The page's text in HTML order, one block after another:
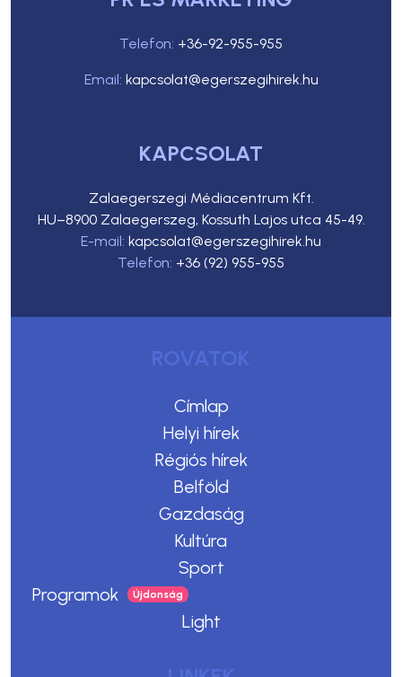
Telefon: +36-92-955-955
Email: kapcsolat@egerszegihirek.hu
KAPCSOLAT
Zalaegerszegi Médiacentrum Kft.
HU–8900 Zalaegerszeg, Kossuth Lajos utca 45-49.
E-mail: kapcsolat@egerszegihirek.hu
Telefon: +36 (92) 955-955
ROVATOK
Címlap
Helyi hírek
Régiós hírek
Belföld
Gazdaság
Kultúra
Sport
Programok
Light